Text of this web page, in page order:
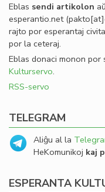
Eblas sendi artikolon
esperantio.net
rajto por esperantaj
por la ceteraj.
Eblas donaci monon por
Kulturservo.
RSS-servo
TELEGRAM
Aliĝu al la
HeKomunikoj kaj
ESPERANTA